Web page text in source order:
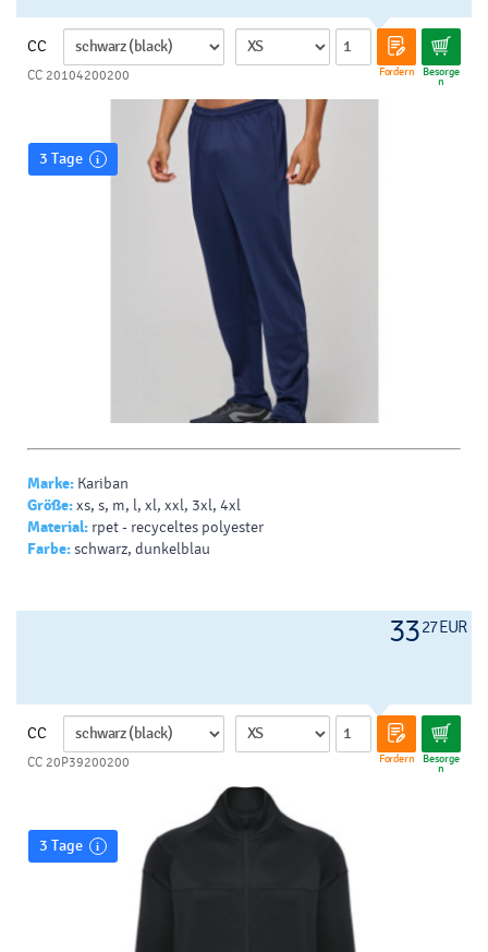
CC
Fordern Besorge
n
CC 20104200200
3 Tage
Marke: Kariban
Größe:xs, s, m, l, xl, xxl, 3xl, 4xl
Material: rpet - recyceltes polyester
Farbe:schwarz, dunkelblau
3327 EUR
CC
Fordern Besorge
n
CC 20P39200200
3 Tage